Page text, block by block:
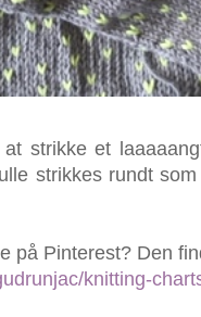
strikke et
strikkes rundt
på Pinterest? Den
knitting-